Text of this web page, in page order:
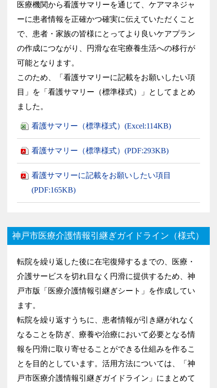
医療機関から看護サマリーを通じて、ケアマネジャ
ーに患者情報を正確かつ確実に伝えていただくこと
で、患者・家族の皆様にとってより良いケアプラン
の作成につながり、円滑な在宅療養生活への移行が
可能となります。
このため、「看護サマリーに記載をお願いしたい項
目」を「看護サマリー（標準様式）」としてまとめ
ました。
看護サマリー（標準様式）(Excel:114KB)
看護サマリー（標準様式）(PDF:293KB)
看護サマリーに記載をお願いしたい項目
(PDF:165KB)
神戸市医療介護情報引継ぎガイドライン（様式）
転院を繰り返した後に在宅復帰するまでの、医療・
介護サービスを切れ目なく円滑に提供するため、神
戸市版「医療介護情報引継ぎシート」を作成してい
ます。
転院を繰り返すうちに、患者情報が引き継がれなく
なることを防ぎ、療養や治療において必要となる情
報を円滑に取り寄せることができる仕組みを作るこ
とを目的としています。活用方法については、「神
戸市医療介護情報引継ぎガイドライン」にまとめて